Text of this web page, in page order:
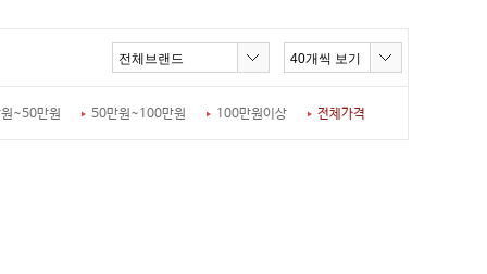
~50만원 50만원~100만원 100만원이상 전체가격